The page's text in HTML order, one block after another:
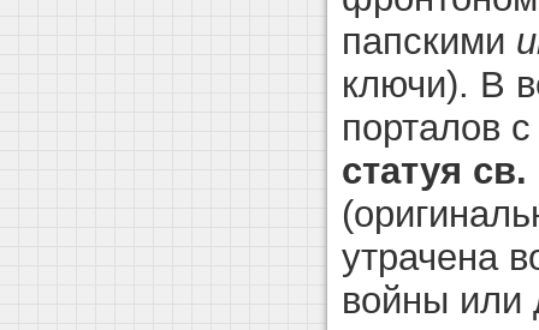
папскими
ключи). В
порталов
статуя
утрачена
войны или